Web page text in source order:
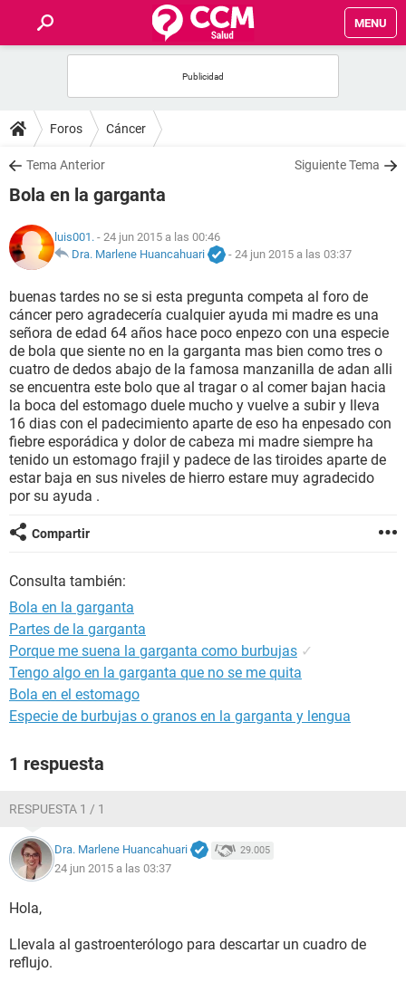
MENU
FOROS
SALUD
NUTRICIÓN
BIENESTAR
SEXUALIDAD
GLOSARIO
Foros Cáncer
Tema Anterior Siguiente Tema
Bola en la garganta
luis001. - 24 jun 2015 a las 00:46
Dra. Marlene Huancahuari
- 24 jun 2015 a las 03:37
buenas tardes no se si esta pregunta competa al foro de
cáncer pero agradecería cualquier ayuda mi madre es una
señora de edad 64 años hace poco enpezo con una especie
de bola que siente no en la garganta mas bien como tres o
cuatro de dedos abajo de la famosa manzanilla de adan alli
se encuentra este bolo que al tragar o al comer bajan hacia
la boca del estomago duele mucho y vuelve a subir y lleva
16 dias con el padecimiento aparte de eso ha enpesado con
fiebre esporádica y dolor de cabeza mi madre siempre ha
tenido un estomago frajil y padece de las tiroides aparte de
estar baja en sus niveles de hierro estare muy agradecido
por su ayuda .
Compartir
Consulta también:
Bola en la garganta
Partes de la garganta
Porque me suena la garganta como burbujas ✓
Tengo algo en la garganta que no se me quita
Bola en el estomago
Especie de burbujas o granos en la garganta y lengua
1 respuesta
RESPUESTA 1 / 1
Dra. Marlene Huancahuari 29.005
24 jun 2015 a las 03:37
Hola,
Llevala al gastroenterólogo para descartar un cuadro de
reflujo.